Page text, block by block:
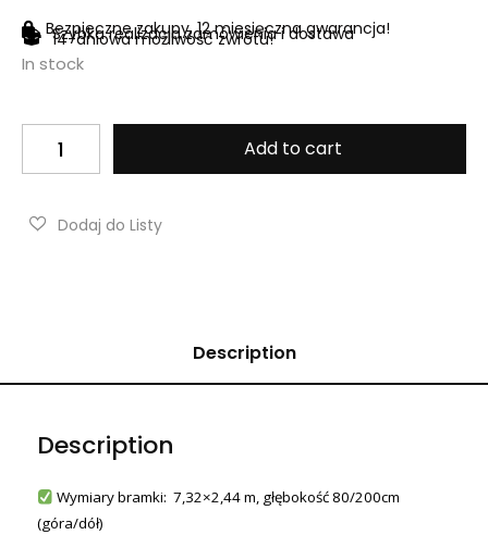
Bezpieczne zakupy, 12 miesięczna gwarancja!
Szybka realizacja zamówienia i dostawa
14-dniowa możliwość zwrotu!
In stock
Add to cart
Description
Description
Wymiary bramki: 7,32×2,44 m, głębokość 80/200cm
(góra/dół)